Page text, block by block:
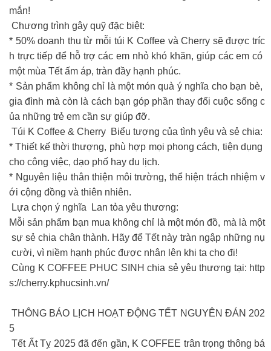
mắn!
Chương trình gây quỹ đặc biệt:
* 50% doanh thu từ mỗi túi K Coffee và Cherry sẽ được tríc
h trực tiếp để hỗ trợ các em nhỏ khó khăn, giúp các em có
một mùa Tết ấm áp, tràn đầy hạnh phúc.
* Sản phẩm không chỉ là một món quà ý nghĩa cho bạn bè,
gia đình mà còn là cách bạn góp phần thay đổi cuộc sống c
ủa những trẻ em cần sự giúp đỡ.
Túi K Coffee & Cherry Biểu tượng của tình yêu và sẻ chia:
* Thiết kế thời thượng, phù hợp mọi phong cách, tiện dụng
cho công việc, dạo phố hay du lịch.
* Nguyên liệu thân thiện môi trường, thể hiện trách nhiệm v
ới cộng đồng và thiên nhiên.
Lựa chọn ý nghĩa Lan tỏa yêu thương:
Mỗi sản phẩm bạn mua không chỉ là một món đồ, mà là một
sự sẻ chia chân thành. Hãy để Tết này tràn ngập những nụ
cười, vì niềm hạnh phúc được nhân lên khi ta cho đi!
Cùng K COFFEE PHUC SINH chia sẻ yêu thương tại: http
s://cherry.kphucsinh.vn/
THÔNG BÁO LỊCH HOẠT ĐỘNG TẾT NGUYÊN ĐÁN 202
5
Tết Ất Tỵ 2025 đã đến gần, K COFFEE trân trọng thông bá